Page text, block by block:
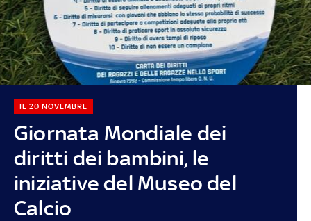
Giornata Mondiale dei
diritti dei bambini, le
iniziative del Museo del
Calcio
IL 20 NOVEMBRE